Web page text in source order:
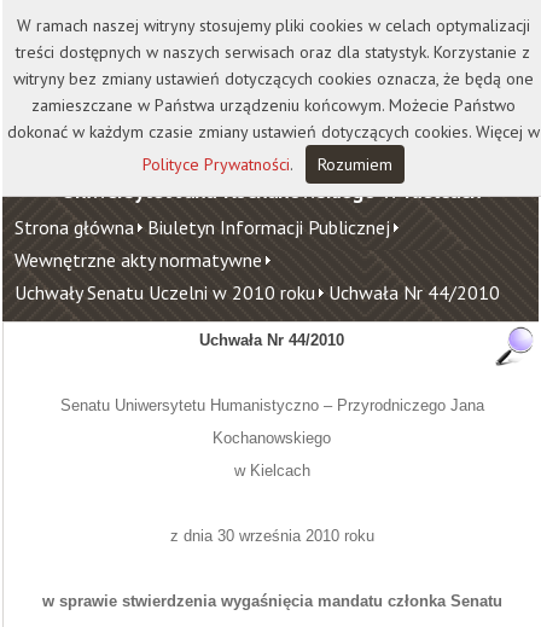
Kontakt Biblioteka
Wydawnictwo
Wirtualna Uczelnia
Uniwersytet Jana Kochanowskiego w Kielcach
Strona główna Biuletyn Informacji Publicznej
Wewnętrzne akty normatywne
Uchwały Senatu Uczelni w 2010 roku Uchwała Nr 44/2010
Uchwała Nr 44/2010
Senatu Uniwersytetu Humanistyczno – Przyrodniczego Jana
Kochanowskiego
w Kielcach
z dnia 30 września 2010 roku
w sprawie stwierdzenia wygaśnięcia mandatu członka Senatu
W ramach naszej witryny stosujemy pliki cookies w celach optymalizacji
treści dostępnych w naszych serwisach oraz dla statystyk. Korzystanie z
witryny bez zmiany ustawień dotyczących cookies oznacza, że będą one
zamieszczane w Państwa urządzeniu końcowym. Możecie Państwo
dokonać w każdym czasie zmiany ustawień dotyczących cookies. Więcej w
Polityce Prywatności. Rozumiem